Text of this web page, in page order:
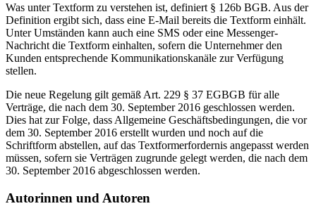
Was unter Textform zu verstehen ist, definiert § 126b BGB. Aus der
Definition ergibt sich, dass eine E-Mail bereits die Textform einhält.
Unter Umständen kann auch eine SMS oder eine Messenger-
Nachricht die Textform einhalten, sofern die Unternehmer den
Kunden entsprechende Kommunikationskanäle zur Verfügung
stellen.
Die neue Regelung gilt gemäß Art. 229 § 37 EGBGB für alle
Verträge, die nach dem 30. September 2016 geschlossen werden.
Dies hat zur Folge, dass Allgemeine Geschäftsbedingungen, die vor
dem 30. September 2016 erstellt wurden und noch auf die
Schriftform abstellen, auf das Textformerfordernis angepasst werden
müssen, sofern sie Verträgen zugrunde gelegt werden, die nach dem
30. September 2016 abgeschlossen werden.
Autorinnen und Autoren